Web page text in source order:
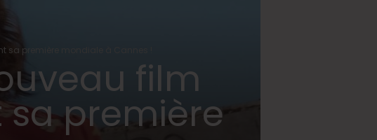
sa première mondiale à Cannes !
film
sa première